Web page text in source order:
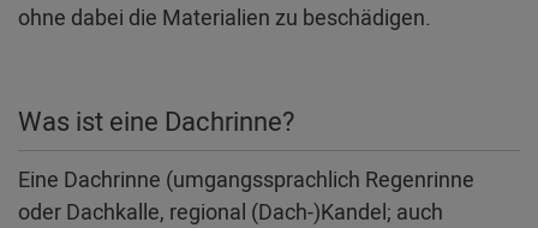
ohne dabei die Materialien zu beschädigen.
Was ist eine Dachrinne?
Eine Dachrinne (umgangssprachlich Regenrinne
oder Dachkalle, regional (Dach-)Kandel; auch